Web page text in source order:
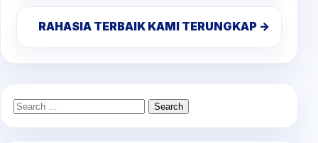
RAHASIA TERBAIK KAMI TERUNGKAP →
Search